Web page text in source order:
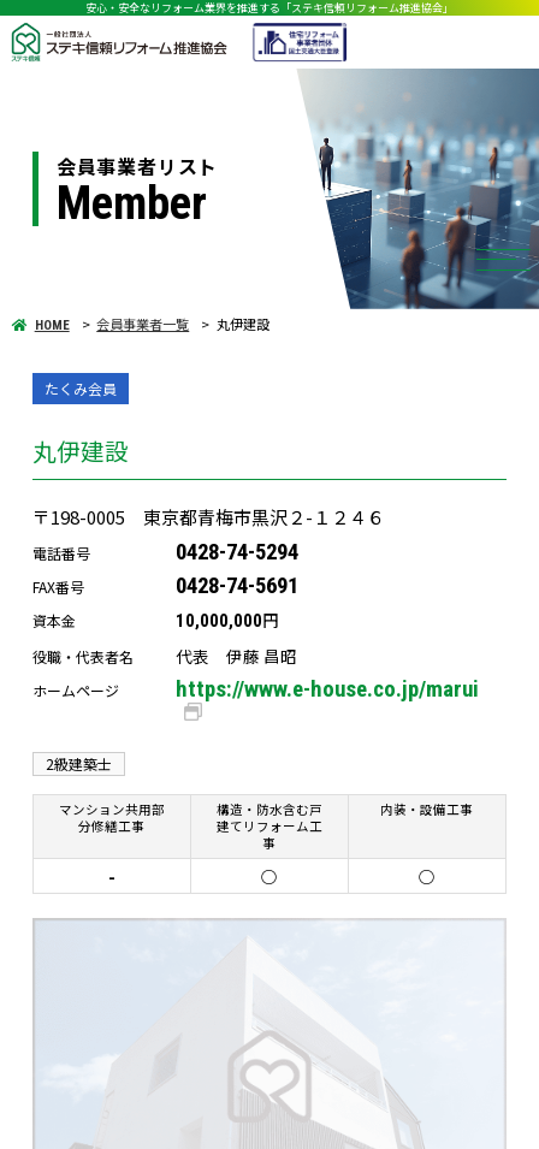
安心・安全なリフォーム業界を推進する「ステキ信頼リフォーム推進協会」
会員事業者リスト
Member
HOME 会員事業者一覧 丸伊建設
丸伊建設
たくみ会員
〒198-0005 東京都青梅市黒沢２-１２４６
電話番号 0428-74-5294
FAX番号 0428-74-5691
資本金 10,000,000円
役職・代表者名 代表 伊藤 昌昭
ホームページ https://www.e-house.co.jp/marui
2級建築士
マンション共用部
分修繕工事
構造・防水含む戸
建てリフォーム工
事
内装・設備工事
- ○ ○